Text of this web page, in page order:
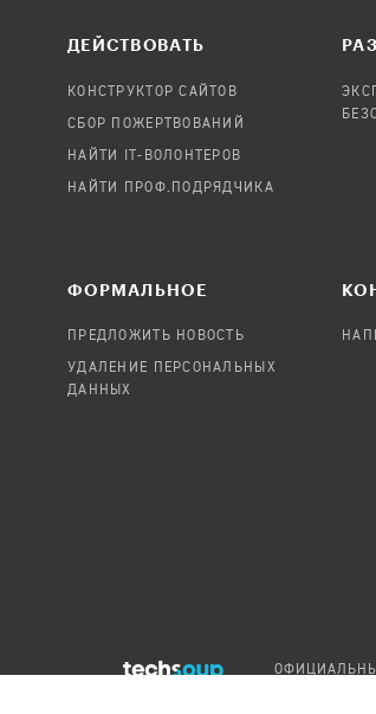
ДЕЙСТВОВАТЬ
КОНСТРУКТОР САЙТОВ
СБОР ПОЖЕРТВОВАНИЙ
НАЙТИ IT-ВОЛОНТЕРОВ
НАЙТИ ПРОФ.ПОДРЯДЧИКА
ФОРМАЛЬНОЕ
ПРЕДЛОЖИТЬ НОВОСТЬ
УДАЛЕНИЕ ПЕРСОНАЛЬНЫХ
ДАННЫХ